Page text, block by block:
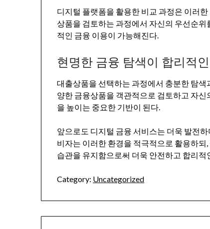
디지털 플랫폼을 활용한 비교 과정은 이러
상품을 검토하는 과정에서 자신의 우선순
적인 금융 이용이 가능해진다.
현명한 금융 탐색이 합리적
대출상품을 선택하는 과정에서 충분한 탐
양한 금융상품을 객관적으로 검토하고 자
을 높이는 중요한 기반이 된다.
앞으로도 디지털 금융 서비스는 더욱 발전
비자는 이러한 환경을 적극적으로 활용하
습관을 유지함으로써 더욱 안전하고 합리적
Category: Uncategorized